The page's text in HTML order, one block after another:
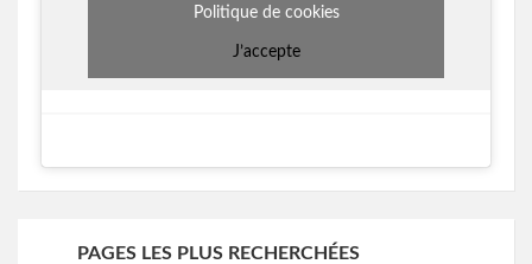
Politique de cookies
J’accepte
PAGES LES PLUS RECHERCHÉES